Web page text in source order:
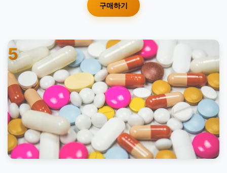
구매하기
5